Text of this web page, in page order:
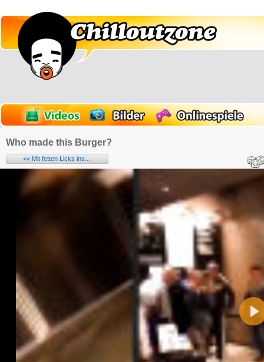
Who made this Burger?
<< Mit fetten Licks ins...
Name:
E-Mail-Adresse (optional):
Kommentar: